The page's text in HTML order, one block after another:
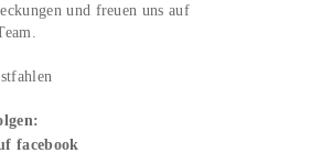
und freuen uns auf